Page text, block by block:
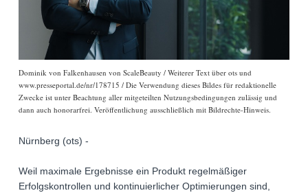
Dominik von Falkenhausen von ScaleBeauty / Weiterer Text über ots und
www.presseportal.de/nr/178715 / Die Verwendung dieses Bildes für redaktionelle
Zwecke ist unter Beachtung aller mitgeteilten Nutzungsbedingungen zulässig und
dann auch honorarfrei. Veröffentlichung ausschließlich mit Bildrechte-Hinweis.
Nürnberg (ots) -
Weil maximale Ergebnisse ein Produkt regelmäßiger
Erfolgskontrollen und kontinuierlicher Optimierungen sind,